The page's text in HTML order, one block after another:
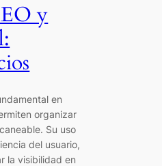
y
en
organizar
Su uso
del usuario,
la visibilidad en